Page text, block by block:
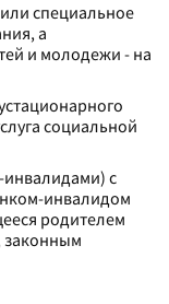
специальное
а
и молодежи - на
социальной
с
инвалидом
родителем
законным